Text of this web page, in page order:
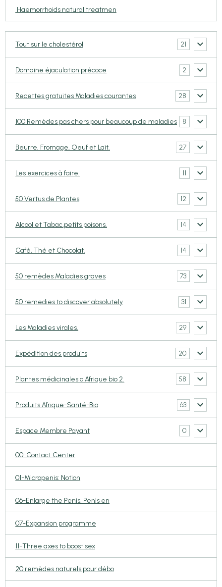
Haemorrhoids natural treatmen
Tout sur le cholestérol 21
Domaine éjaculation précoce 2
Recettes gratuites Maladies courantes 28
100 Remèdes pas chers pour beaucoup de maladies 8
Beurre, Fromage, Oeuf et Lait. 27
Les exercices à faire. 11
50 Vertus de Plantes 12
Alcool et Tabac,petits poisons. 14
Café, Thé et Chocolat. 14
50 remèdes Maladies graves 73
50 remedies to discover absolutely 31
Les Maladies virales. 29
Expédition des produits 20
Plantes médicinales d'Afrique bio 2. 58
Produits Afrique-Santé-Bio 63
Espace Membre Payant 0
00-Contact Center
01-Micropenis: Notion
06-Enlarge the Penis, Penis en
07-Expansion programme
11-Three axes to boost sex
20 remèdes naturels pour débo